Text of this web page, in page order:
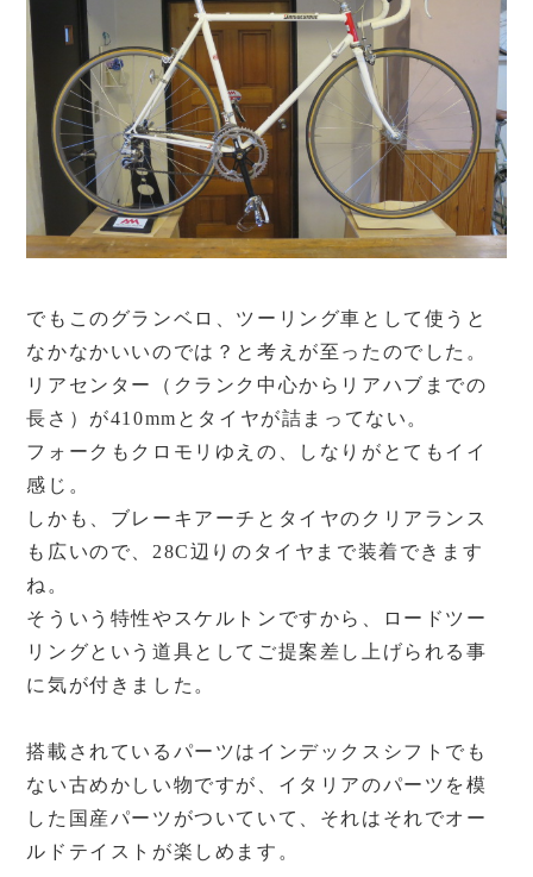
でもこのグランベロ、ツーリング車として使うと
なかなかいいのでは？と考えが至ったのでした。
リアセンター（クランク中心からリアハブまでの
長さ）が410mmとタイヤが詰まってない。
フォークもクロモリゆえの、しなりがとてもイイ
感じ。
しかも、ブレーキアーチとタイヤのクリアランス
も広いので、28C辺りのタイヤまで装着できます
ね。
そういう特性やスケルトンですから、ロードツー
リングという道具としてご提案差し上げられる事
に気が付きました。
搭載されているパーツはインデックスシフトでも
ない古めかしい物ですが、イタリアのパーツを模
した国産パーツがついていて、それはそれでオー
ルドテイストが楽しめます。